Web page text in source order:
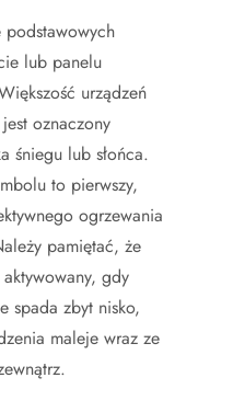
podstawowych
lub panelu
urządzeń
oznaczony
śniegu lub słońca.
to pierwszy,
ogrzewania
pamiętać, że
gdy
spada zbyt nisko,
maleje wraz ze